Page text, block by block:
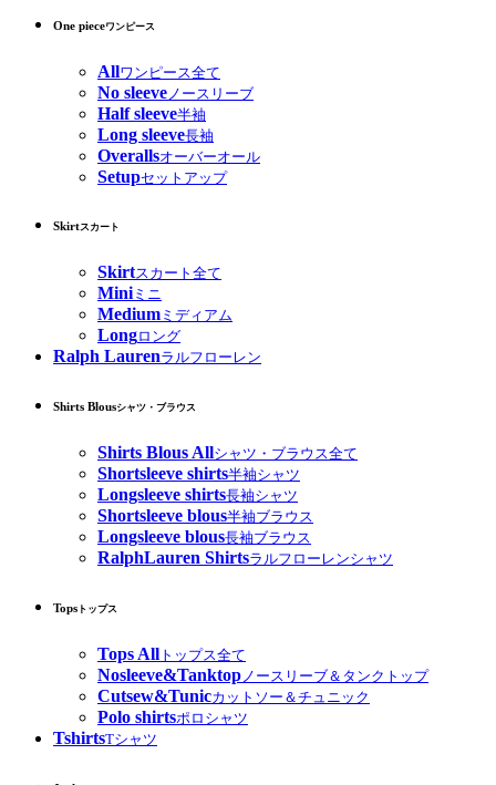
One pieceワンピース
Allワンピース全て
No sleeve ノースリーブ
Half sleeve半袖
Long sleeve長袖
Overallsオーバーオール
Setupセットアップ
Skirtスカート
Skirtスカート全て
Miniミニ
Medium ミディアム
Longロング
Ralph Laurenラルフローレン
Shirts Blousシャツ・ブラウス
Shirts Blous Allシャツ・ブラウス全て
Shortsleeve shirts半袖シャツ
Longsleeve shirts長袖シャツ
Shortsleeve blous半袖ブラウス
Longsleeve blous長袖ブラウス
RalphLauren Shirtsラルフローレンシャツ
Tops トップス
Tops All トップス全て
Nosleeve&Tanktopノースリーブ＆タンクトップ
Cutsew&Tunicカットソー＆チュニック
Polo shirtsポロシャツ
TshirtsTシャツ